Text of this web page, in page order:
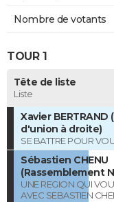
Nombre de votants
TOUR 1
Tête de liste
Liste
Xavier BERTRAND
d'union à droite)
SE BATTRE POUR
Sébastien CHENU
(Rassemblement
UNE REGION QUI
AVEC SEBASTIEN